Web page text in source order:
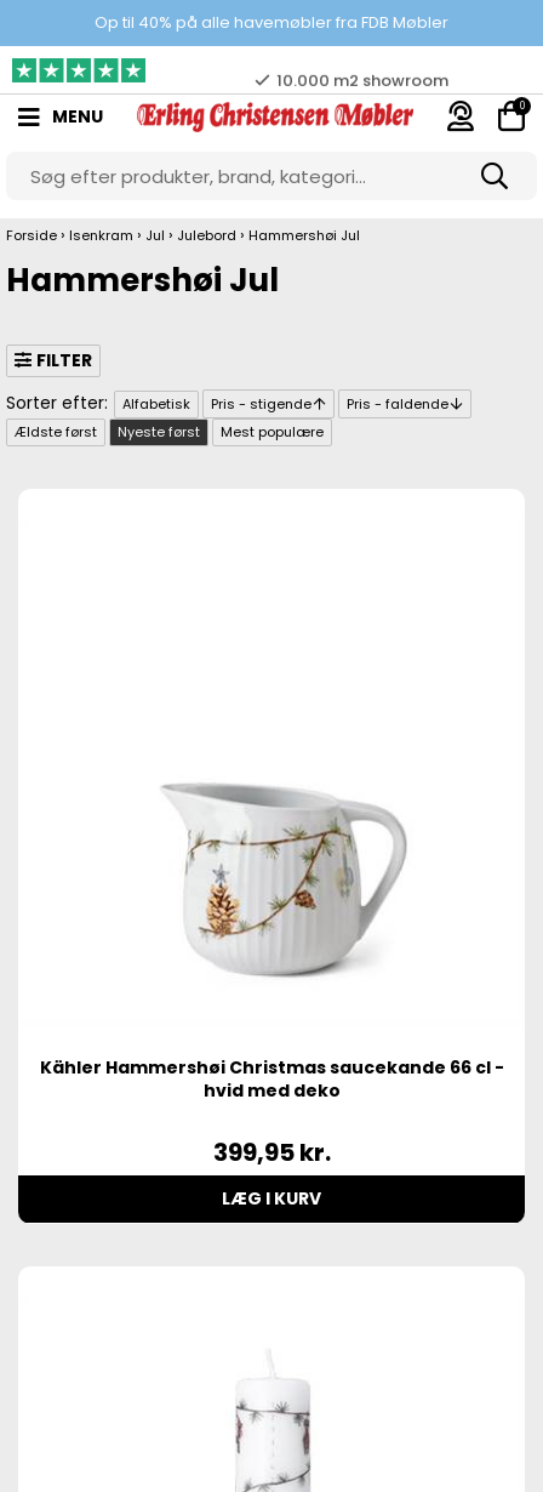
Op til 40% på alle havemøbler fra FDB Møbler
100% danskejet webshop
10.000 m2 showroom
Gratis & gode parkeringsforhold
MENU 0
Forside › Isenkram › Jul › Julebord › Hammershøi Jul
Hammershøi Jul
FILTER
Alfabetisk Pris - stigende
Pris - faldende
Ældste først
Nyeste først Mest populære
Kähler Hammershøi Christmas saucekande 66 cl -
hvid med deko
399,95kr.
LÆG I KURV